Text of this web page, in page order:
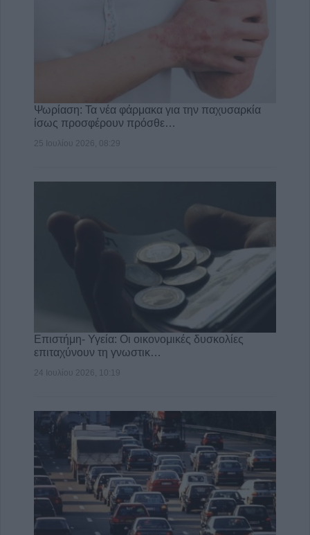
Ψωρίαση: Τα νέα φάρμακα για την παχυσαρκία
ίσως προσφέρουν πρόσθε…
25 Ιουλίου 2026, 08:29
Επιστήμη- Υγεία: Οι οικονομικές δυσκολίες
επιταχύνουν τη γνωστικ…
24 Ιουλίου 2026, 10:19